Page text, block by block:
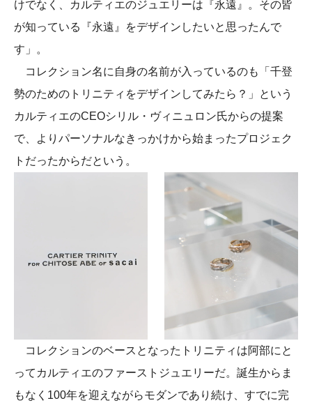
けでなく、カルティエのジュエリーは『永遠』。その皆
が知っている『永遠』をデザインしたいと思ったんで
す」。
コレクション名に自身の名前が入っているのも「千登
勢のためのトリニティをデザインしてみたら？」という
カルティエのCEOシリル・ヴィニュロン氏からの提案
で、よりパーソナルなきっかけから始まったプロジェク
トだったからだという。
コレクションのベースとなったトリニティは阿部にと
ってカルティエのファーストジュエリーだ。誕生からま
もなく100年を迎えながらモダンであり続け、すでに完